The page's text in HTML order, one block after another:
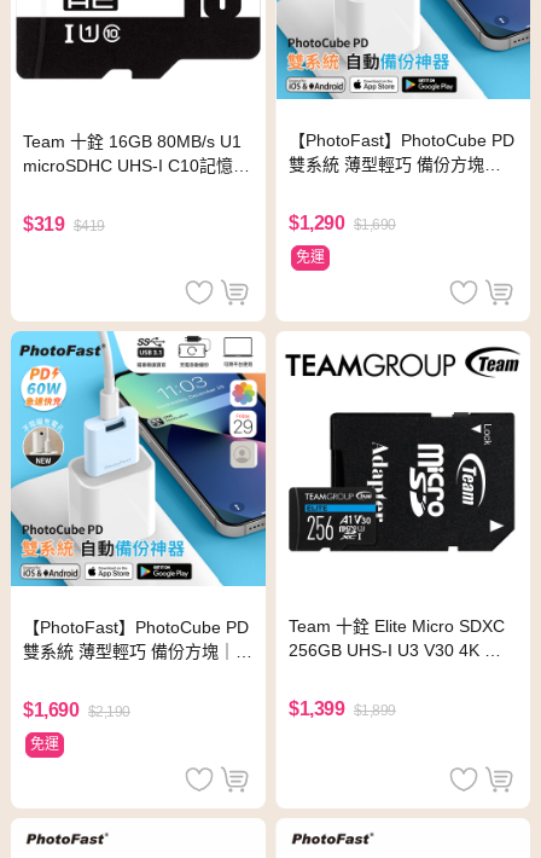
Team 十銓 16GB 80MB/s U1
microSDHC UHS-I C10記憶卡
$319 $419
【PhotoFast】PhotoCube PD
雙系統 薄型輕巧 備份方塊｜
杏
$1,290 $1,690
免運
【PhotoFast】PhotoCube PD
雙系統 薄型輕巧 備份方塊｜備
$1,690 $2,190
免運
Team 十銓 Elite Micro SDXC
256GB UHS-I U3 V30 4K 記
$1,399 $1,899